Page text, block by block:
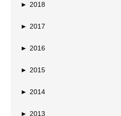
► 2018
► 2017
► 2016
► 2015
► 2014
► 2013